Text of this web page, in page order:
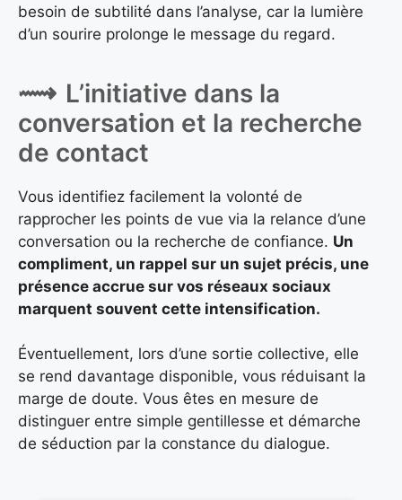
besoin de subtilité dans l’analyse, car la lumière
d’un sourire prolonge le message du regard.
L’initiative dans la
conversation et la recherche
de contact
Vous identifiez facilement la volonté de
rapprocher les points de vue via la relance d’une
conversation ou la recherche de confiance. Un
compliment, un rappel sur un sujet précis, une
présence accrue sur vos réseaux sociaux
marquent souvent cette intensification.
Éventuellement, lors d’une sortie collective, elle
se rend davantage disponible, vous réduisant la
marge de doute. Vous êtes en mesure de
distinguer entre simple gentillesse et démarche
de séduction par la constance du dialogue.